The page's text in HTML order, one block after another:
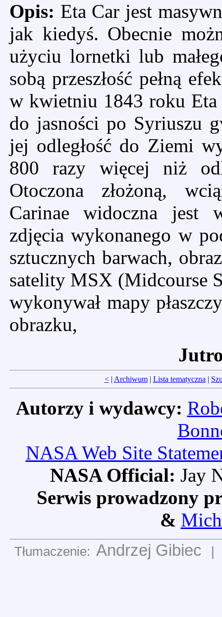
Opis: Eta Car jest
jak kiedyś. Obecnie
użyciu lornetki lub
sobą przeszłość pełną
w kwietniu 1843 roku Eta
do jasności po Syriuszu
jej odległość do Ziemi
800 razy więcej niż
Otoczona złożoną,
Carinae widoczna jest
zdjęcia wykonanego w
sztucznych barwach,
satelity MSX (Midcourse
wykonywał mapy
obrazku,
<| Archiwum| Lista tematyczna |
Autorzy i wydawcy:
NASA Web Site
NASA Official: Jay
Serwis prowadzony
&
Tłumaczenie: Andrzej Gibiec |